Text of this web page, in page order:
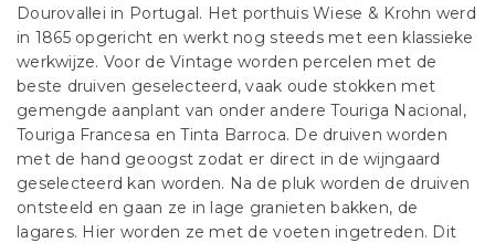
Dourovallei in Portugal. Het porthuis Wiese & Krohn werd
in 1865 opgericht en werkt nog steeds met een klassieke
werkwijze. Voor de Vintage worden percelen met de
beste druiven geselecteerd, vaak oude stokken met
gemengde aanplant van onder andere Touriga Nacional,
Touriga Francesa en Tinta Barroca. De druiven worden
met de hand geoogst zodat er direct in de wijngaard
geselecteerd kan worden. Na de pluk worden de druiven
ontsteeld en gaan ze in lage granieten bakken, de
lagares. Hier worden ze met de voeten ingetreden. Dit